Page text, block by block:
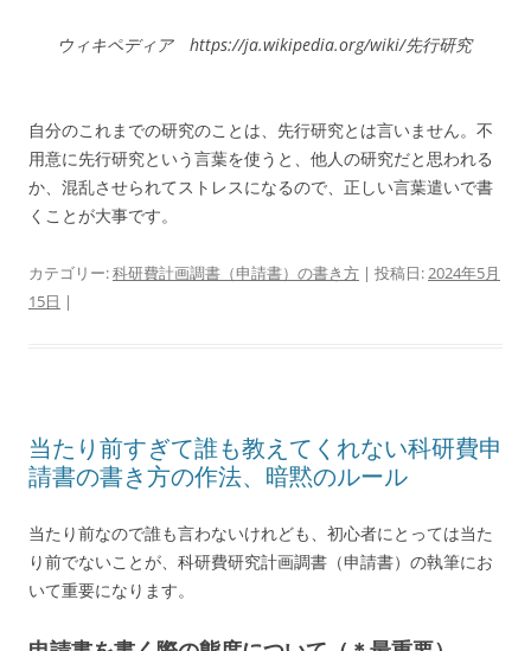
ウィキペディア https://ja.wikipedia.org/wiki/先行研究
自分のこれまでの研究のことは、先行研究とは言いません。不
用意に先行研究という言葉を使うと、他人の研究だと思われる
か、混乱させられてストレスになるので、正しい言葉遣いで書
くことが大事です。
カテゴリー:科研費計画調書（申請書）の書き方 | 投稿日:2024年5月
15日 |
当たり前すぎて誰も教えてくれない科研費申
請書の書き方の作法、暗黙のルール
当たり前なので誰も言わないけれども、初心者にとっては当た
り前でないことが、科研費研究計画調書（申請書）の執筆にお
いて重要になります。